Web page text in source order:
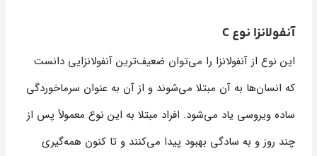
آنفولانزا نوع C
این نوع از آنفولانزا را می‌توان ضعیف‌ترین آنفولانزایی دانست
که انسان‌ها به آن مبتلا می‌شوند و از آن به عنوان سرماخوردگی
ساده ویروسی یاد می‌شود. افراد مبتلا به این نوع معمولاً پس از
چند روز و به سادگی بهبود پیدا می‌کنند و تا کنون همه‌گیری